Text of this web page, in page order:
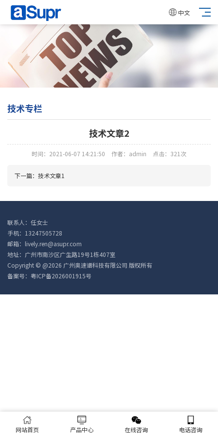
中文
技术专栏
技术文章2
时间：2021-06-07 14:21:50 作者：admin 点击：321次
下一篇： 技术文章1
联系人：任女士
手机：13247505728
邮箱：lively.ren@asupr.com
地址：广州市南沙区广生路19号1栋407室
Copyright © @2026 广州奥速谱科技有限公司 版权所有
备案号： 粤ICP备2026001915号
网站首页 产品中心 在线咨询 电话咨询